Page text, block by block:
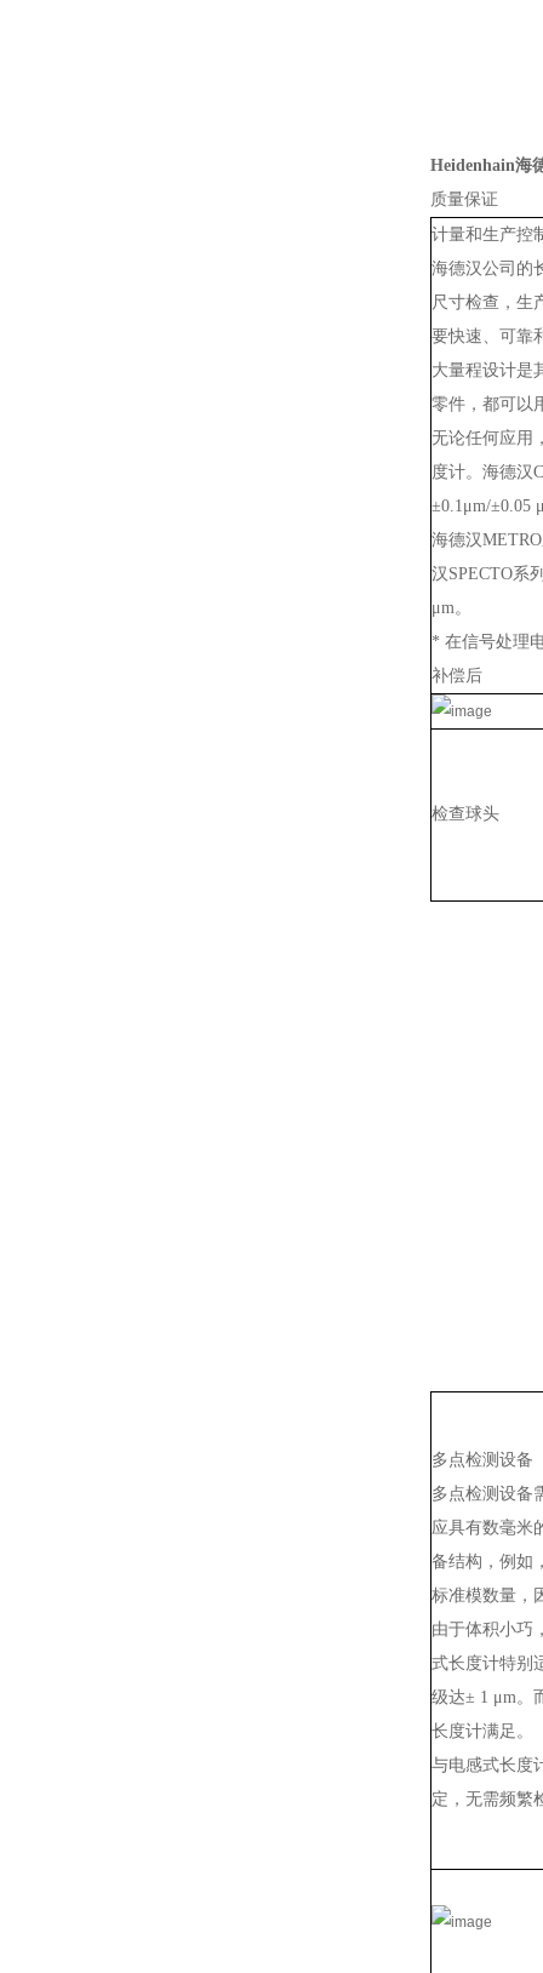
Heidenhain海
质量保证
计量和生产控
海德汉公司的
尺寸检查，生
要快速、可靠
大量程设计是
零件，都可以
无论任何应用
度计。海德汉
±0.1μm/±0.05
海德汉
汉SPECTO系
μm。
* 在信号处理
补偿后
检查球头
多点检测设备
多点检测设备
应具有数毫米
备结构，例如
标准模数量，
由于体积小巧
式长度计特别
级达± 1 μm。
长度计满足。
与电感式长度
定，无需频繁